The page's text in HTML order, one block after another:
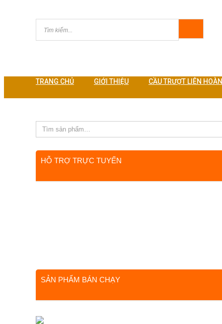
TRANG CHỦ GIỚI THIỆU CẦU TRƯỢT LIÊN HOÀN
HỖ TRỢ TRỰC TUYẾN
SẢN PHẨM BÁN CHẠY